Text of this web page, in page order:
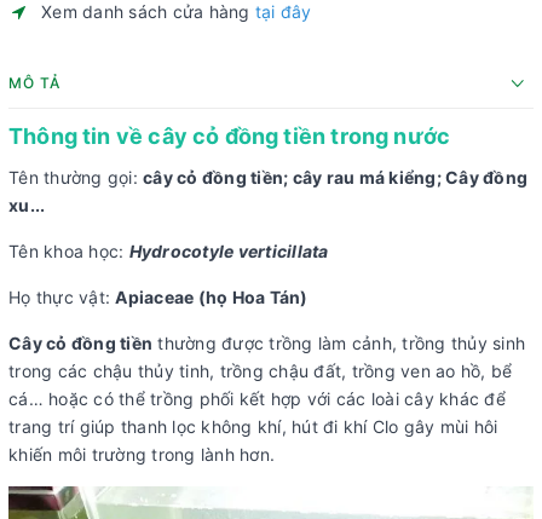
Xem danh sách cửa hàng tại đây
MÔ TẢ
Thông tin về cây cỏ đồng tiền trong nước
Tên thường gọi: cây cỏ đồng tiền; cây rau má kiểng; Cây đồng
xu...
Tên khoa học: Hydrocotyle verticillata
Họ thực vật:Apiaceae (họ Hoa Tán)
Cây cỏ đồng tiền thường được trồng làm cảnh, trồng thủy sinh
trong các chậu thủy tinh, trồng chậu đất, trồng ven ao hồ, bể
cá… hoặc có thể trồng phối kết hợp với các loài cây khác để
trang trí giúp thanh lọc không khí, hút đi khí Clo gây mùi hôi
khiến môi trường trong lành hơn.